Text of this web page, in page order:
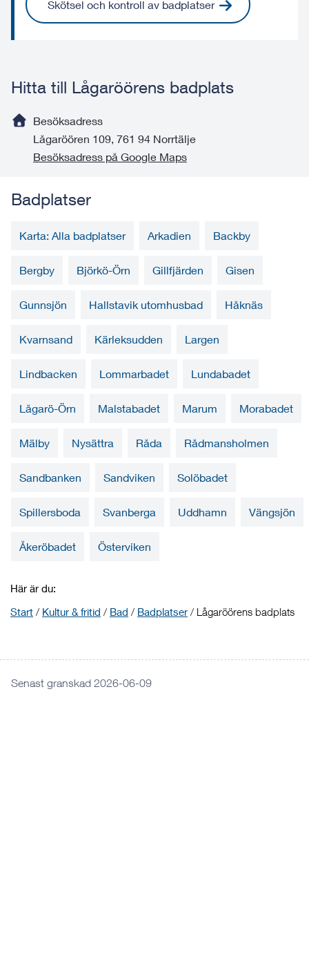
Skötsel och kontroll av badplatser
Hitta till Lågaröörens badplats
Besöksadress
Lågaröören 109, 761 94 Norrtälje
Besöksadress på Google Maps
Badplatser
Karta: Alla badplatser Arkadien Backby
Bergby Björkö-Örn Gillfjärden Gisen
Gunnsjön Hallstavik utomhusbad Håknäs
Kvarnsand Kärleksudden Largen
Lindbacken Lommarbadet Lundabadet
Lågarö-Örn Malstabadet Marum Morabadet
Mälby Nysättra Råda Rådmansholmen
Sandbanken Sandviken Solöbadet
Spillersboda Svanberga Uddhamn Vängsjön
Åkeröbadet Österviken
Här är du:
Start / Kultur & fritid / Bad / Badplatser / Lågaröörens badplats
Senast granskad 2026-06-09